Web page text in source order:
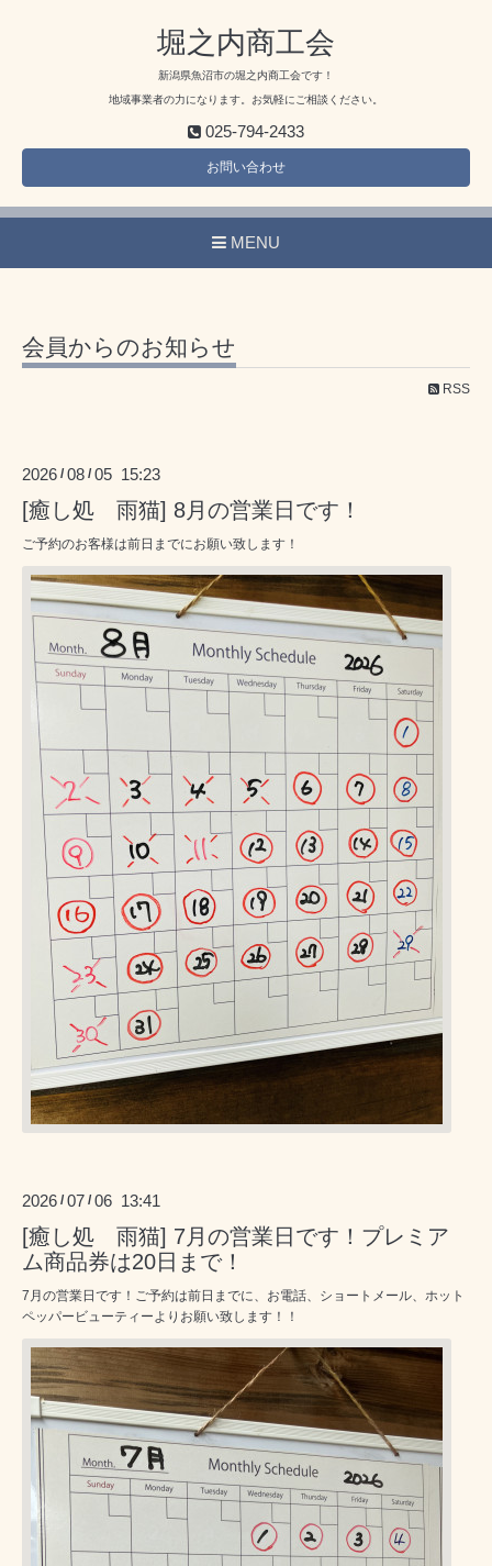
堀之内商工会
新潟県魚沼市の堀之内商工会です！
地域事業者の力になります。お気軽にご相談ください。
025-794-2433
お問い合わせ
MENU
会員からのお知らせ
RSS
2026 /08 /05 15:23
[癒し処 雨猫] 8月の営業日です！
ご予約のお客様は前日までにお願い致します！
2026 /07 /06 13:41
[癒し処 雨猫] 7月の営業日です！プレミア
ム商品券は20日まで！
7月の営業日です！ご予約は前日までに、お電話、ショートメール、ホット
ペッパービューティーよりお願い致します！！